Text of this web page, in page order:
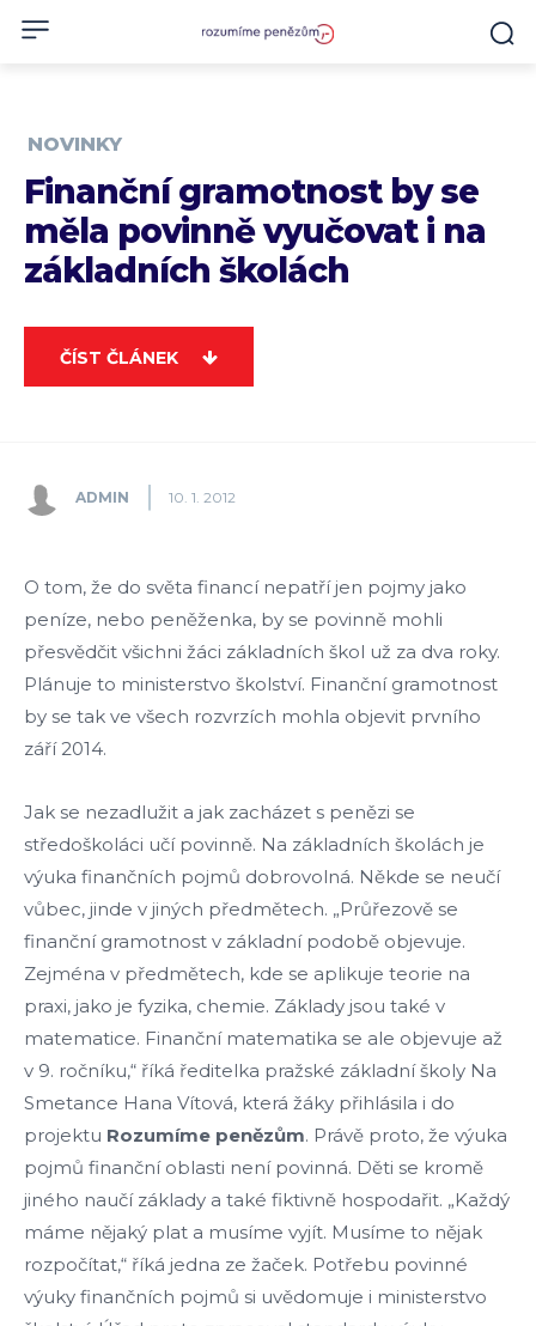
NOVINKY
Finanční gramotnost by se
měla povinně vyučovat i na
základních školách
ČÍST ČLÁNEK
ADMIN 10. 1. 2012
O tom, že do světa financí nepatří jen pojmy jako
peníze, nebo peněženka, by se povinně mohli
přesvědčit všichni žáci základních škol už za dva roky.
Plánuje to ministerstvo školství. Finanční gramotnost
by se tak ve všech rozvrzích mohla objevit prvního
září 2014.
Jak se nezadlužit a jak zacházet s penězi se
středoškoláci učí povinně. Na základních školách je
výuka finančních pojmů dobrovolná. Někde se neučí
vůbec, jinde v jiných předmětech. „Průřezově se
finanční gramotnost v základní podobě objevuje.
Zejména v předmětech, kde se aplikuje teorie na
praxi, jako je fyzika, chemie. Základy jsou také v
matematice. Finanční matematika se ale objevuje až
v 9. ročníku,“ říká ředitelka pražské základní školy Na
Smetance Hana Vítová, která žáky přihlásila i do
projektu Rozumíme penězům. Právě proto, že výuka
pojmů finanční oblasti není povinná. Děti se kromě
jiného naučí základy a také fiktivně hospodařit. „Každý
máme nějaký plat a musíme vyjít. Musíme to nějak
rozpočítat,“ říká jedna ze žaček. Potřebu povinné
výuky finančních pojmů si uvědomuje i ministerstvo